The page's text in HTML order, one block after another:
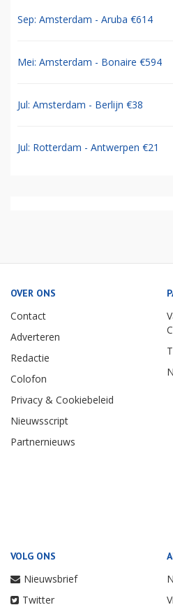
Sep: Amsterdam - Aruba €614
Mei: Amsterdam - Bonaire €594
Jul: Amsterdam - Berlijn €38
Jul: Rotterdam - Antwerpen €21
OVER ONS
Contact
Adverteren
Redactie
Colofon
Privacy & Cookiebeleid
Nieuwsscript
Partnernieuws
VOLG ONS
Nieuwsbrief
Twitter